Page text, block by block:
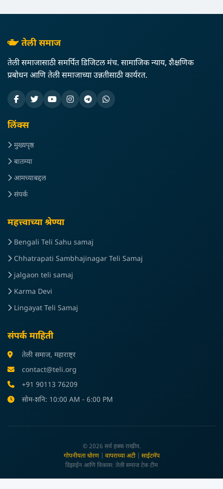
तेली समाज
तेली समाजासाठी समर्पित डिजिटल मंच. सामाजिक न्याय, शैक्षणिक
प्रबोधन आणि तेली समाजाच्या उन्नतीसाठी कार्यरत.
लिंक्स
मुख्यपृष्ठ
बातम्या
आमच्याबद्दल
संपर्क
महत्त्वाच्या श्रेण्या
Bengali Teli Sahu samaj
Chhatrapati Sambhajinagar Teli Samaj
jalgaon teli samaj
Karma Devi
Lingayat Teli Samaj
संपर्क माहिती
तेली समाज, महाराष्ट्र
contact@teli.org
+91 90113 76209
सोम-शनि: 10:00 AM - 6:00 PM
© 2026 सर्व हक्क राखीव.
गोपनीयता धोरण| वापराच्या अटी| साईटमॅप
डिझाईन आणि विकास: तेली समाज टेक टीम